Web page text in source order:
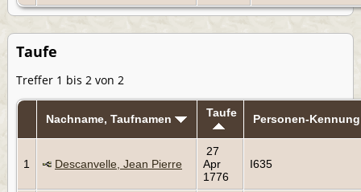
Taufe
Treffer 1 bis 2 von 2
Nachname, Taufnamen Taufe Personen-Kennung
1 Descanvelle, Jean Pierre
27
Apr
1776
I635